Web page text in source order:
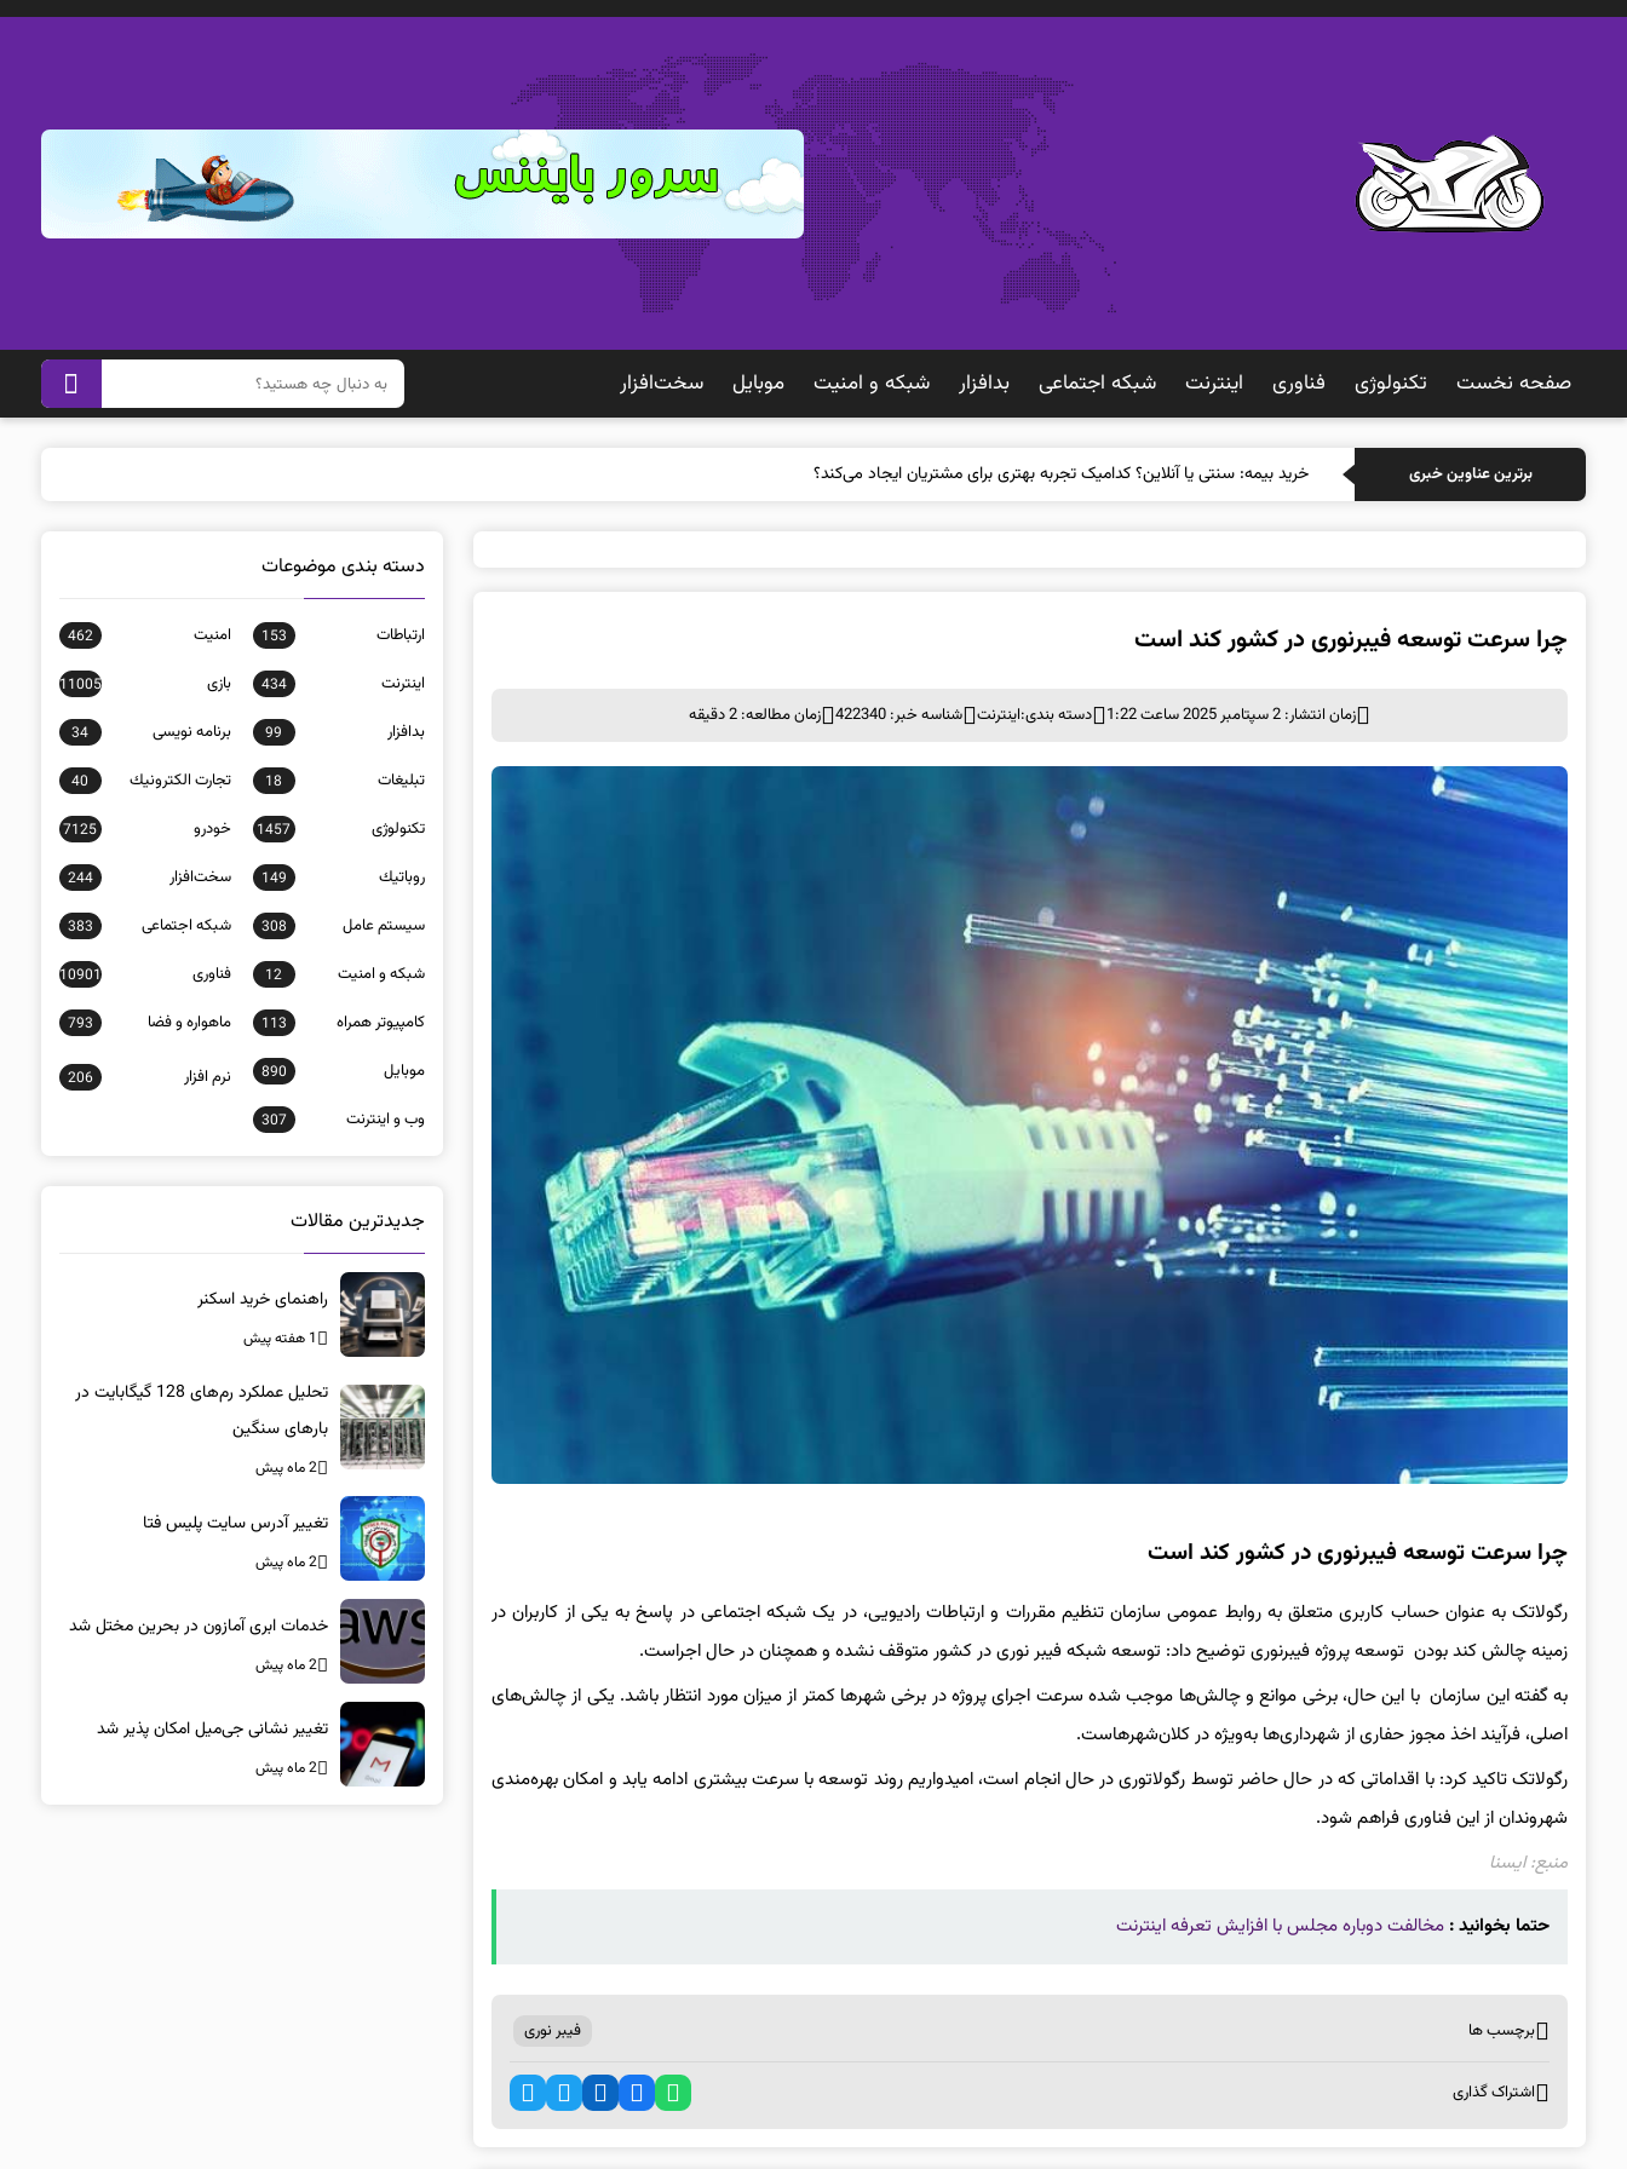
صفحه نخست تکنولوژی فناوری اينترنت شبكه اجتماعی بدافزار شبكه و امنيت موبايل سخت‌افزار
برترین عناوین خبری خرید بی
چرا سرعت توسعه فیبرنوری در کشور کند است
زمان انتشار: 2 سپتامبر 2025 ساعت 1:22 دسته بندی:اينترنت شناسه خبر: 422340 زمان مطالعه: 2 دقیقه
چرا سرعت توسعه فیبرنوری در کشور کند است
رگولاتک به عنوان حساب کاربری متعلق به روابط عمومی سازمان تنظیم مقررات و ارتباطات رادیویی، در یک شبکه اجتماعی در پاسخ به یکی از کاربران در
زمینه چالش کند بودن توسعه پروژه فیبرنوری توضیح داد: توسعه شبکه فیبر نوری در کشور متوقف نشده و همچنان در حال اجراست.
به گفته این سازمان با این حال، برخی موانع و چالش‌ها موجب شده سرعت اجرای پروژه در برخی شهرها کمتر از میزان مورد انتظار باشد. یکی از چالش‌های
اصلی، فرآیند اخذ مجوز حفاری از شهرداری‌ها به‌ویژه در کلان‌شهرهاست.
رگولاتک تاکید کرد: با اقداماتی که در حال حاضر توسط رگولاتوری در حال انجام است، امیدواریم روند توسعه با سرعت بیشتری ادامه یابد و امکان بهره‌مندی
شهروندان از این فناوری فراهم شود.
منبع: ایسنا
حتما بخوانید : مخالفت دوباره مجلس با افزایش تعرفه اینترنت
برچسب ها فیبر نوری
اشتراک گذاری
دسته بندی موضوعات
ارتباطات 153 امنيت 462
اينترنت 434 بازی 11005
بدافزار 99 برنامه نويسی 34
تبلیغات 18 تجارت الكترونيك 40
تکنولوژی 1457 خودرو 7125
روباتيك 149 سخت‌افزار 244
سيستم عامل 308 شبكه اجتماعی 383
شبكه و امنيت 12 فناوری 10901
كامپيوتر همراه 113 ماهواره و فضا 793
موبايل 890 نرم افزار 206
وب و اينترنت 307
جدیدترین مقالات
راهنمای خرید اسکنر
1 هفته پیش
تحلیل عملکرد رم‌های 128 گیگابایت در
بارهای سنگین
2 ماه پیش
تغییر آدرس سایت پلیس فتا
2 ماه پیش
خدمات ابری آمازون در بحرین مختل شد
2 ماه پیش
تغییر نشانی جی‌میل امکان پذیر شد
2 ماه پیش